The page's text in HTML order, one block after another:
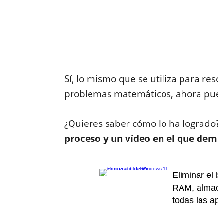
Sí, lo mismo que se utiliza para
problemas matemáticos, ahora
¿Quieres saber cómo lo ha
proceso y un vídeo en el que
Eliminar el
RAM,
todas las